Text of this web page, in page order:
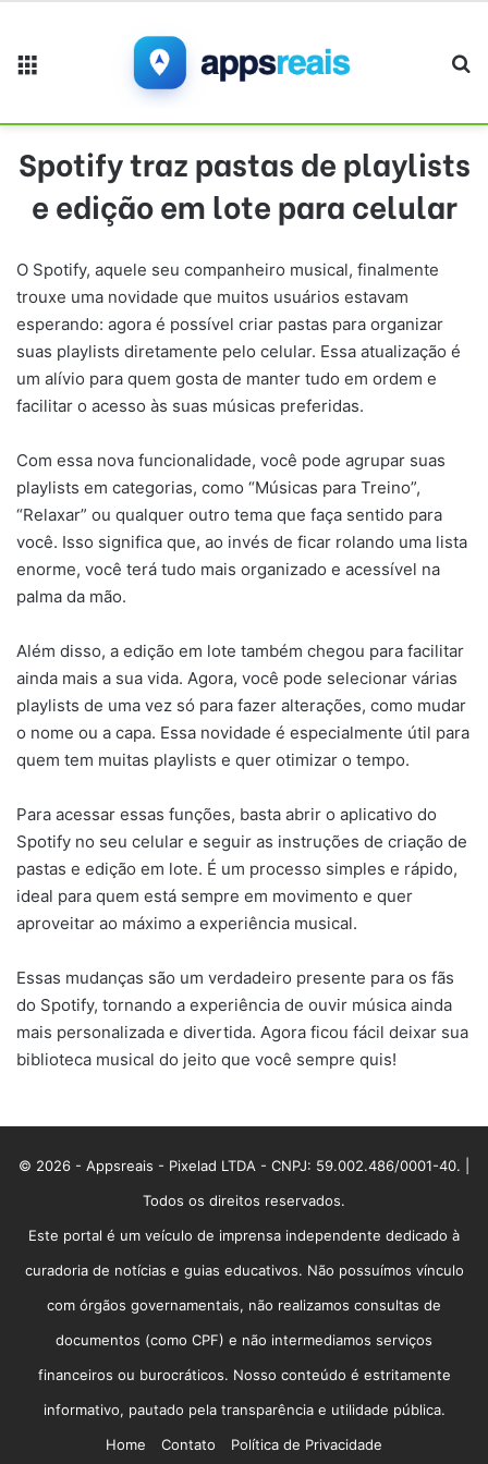
Spotify traz pastas de playlists
e edição em lote para celular
O Spotify, aquele seu companheiro musical, finalmente
trouxe uma novidade que muitos usuários estavam
esperando: agora é possível criar pastas para organizar
suas playlists diretamente pelo celular. Essa atualização é
um alívio para quem gosta de manter tudo em ordem e
facilitar o acesso às suas músicas preferidas.
Com essa nova funcionalidade, você pode agrupar suas
playlists em categorias, como “Músicas para Treino”,
“Relaxar” ou qualquer outro tema que faça sentido para
você. Isso significa que, ao invés de ficar rolando uma lista
enorme, você terá tudo mais organizado e acessível na
palma da mão.
Além disso, a edição em lote também chegou para facilitar
ainda mais a sua vida. Agora, você pode selecionar várias
playlists de uma vez só para fazer alterações, como mudar
o nome ou a capa. Essa novidade é especialmente útil para
quem tem muitas playlists e quer otimizar o tempo.
Para acessar essas funções, basta abrir o aplicativo do
Spotify no seu celular e seguir as instruções de criação de
pastas e edição em lote. É um processo simples e rápido,
ideal para quem está sempre em movimento e quer
aproveitar ao máximo a experiência musical.
Essas mudanças são um verdadeiro presente para os fãs
do Spotify, tornando a experiência de ouvir música ainda
mais personalizada e divertida. Agora ficou fácil deixar sua
biblioteca musical do jeito que você sempre quis!
© 2026 - Appsreais - Pixelad LTDA - CNPJ: 59.002.486/0001-40. |
Todos os direitos reservados.
Este portal é um veículo de imprensa independente dedicado à
curadoria de notícias e guias educativos. Não possuímos vínculo
com órgãos governamentais, não realizamos consultas de
documentos (como CPF) e não intermediamos serviços
financeiros ou burocráticos. Nosso conteúdo é estritamente
informativo, pautado pela transparência e utilidade pública.
Home
Contato Política de Privacidade